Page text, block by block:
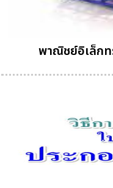
พาณิชย์อิเล็ก